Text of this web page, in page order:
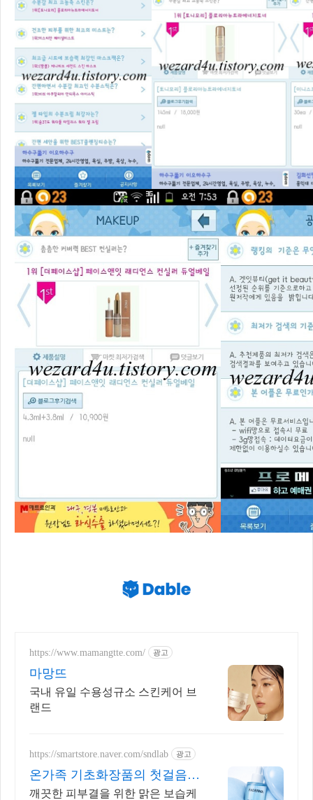
https://www.mamangtte.com/ 광고
마망뜨
국내 유일 수용성규소 스킨케어 브
랜드
https://smartstore.naver.com/sndlab 광고
온가족 기초화장품의 첫걸음
온가족 순한 보습케어 파더마
깨끗한 피부결을 위한 맑은 보습케